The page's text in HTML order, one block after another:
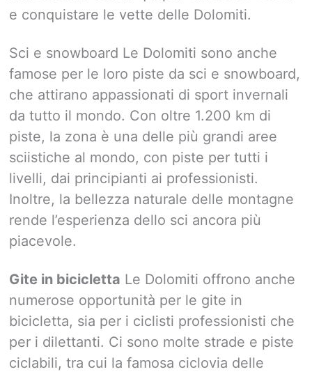
e conquistare le vette delle Dolomiti.
Sci e snowboard Le Dolomiti sono anche
famose per le loro piste da sci e snowboard,
che attirano appassionati di sport invernali
da tutto il mondo. Con oltre 1.200 km di
piste, la zona è una delle più grandi aree
sciistiche al mondo, con piste per tutti i
livelli, dai principianti ai professionisti.
Inoltre, la bellezza naturale delle montagne
rende l’esperienza dello sci ancora più
piacevole.
Gite in bicicletta Le Dolomiti offrono anche
numerose opportunità per le gite in
bicicletta, sia per i ciclisti professionisti che
per i dilettanti. Ci sono molte strade e piste
ciclabili, tra cui la famosa ciclovia delle